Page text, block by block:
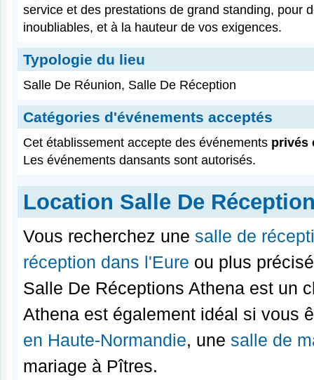
service et des prestations de grand standing, pour
inoubliables, et à la hauteur de vos exigences.
Typologie du lieu
Salle De Réunion, Salle De Réception
Catégories d'événements acceptés
Cet établissement accepte des événements privés
Les événements dansants sont autorisés.
Location Salle De
Vous recherchez une salle de
réception dans l'Eure ou plus
Salle De Réceptions Athena est un
Athena est également idéal si vous
en Haute-Normandie, une salle de
mariage à Pîtres.